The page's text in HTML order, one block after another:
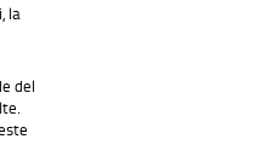
la
del